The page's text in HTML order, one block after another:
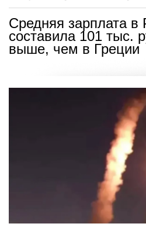
Средняя зарплата в
составила 101 тыс.
выше, чем в Греции